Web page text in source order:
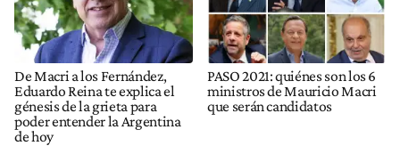
De Macri a los Fernández,
Eduardo Reina te explica el
génesis de la grieta para
poder entender la Argentina
de hoy
PASO 2021: quiénes son los 6
ministros de Mauricio Macri
que serán candidatos